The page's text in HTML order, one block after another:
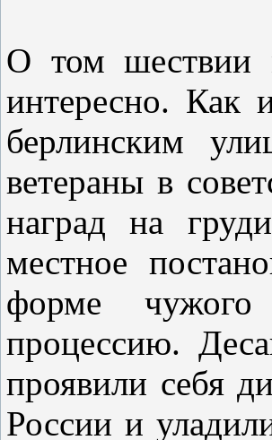
О том
интересно.
берлинским
ветераны в
наград на
местное
форме чужого
процессию.
проявили себя
России и